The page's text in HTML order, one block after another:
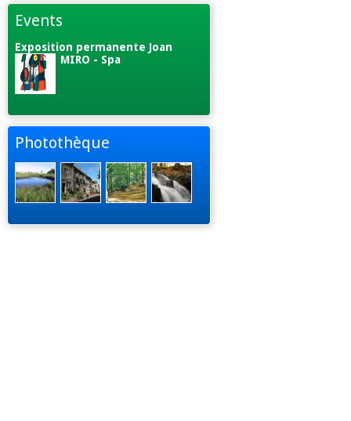
Events
Exposition permanente Joan
MIRO - Spa
Photothèque